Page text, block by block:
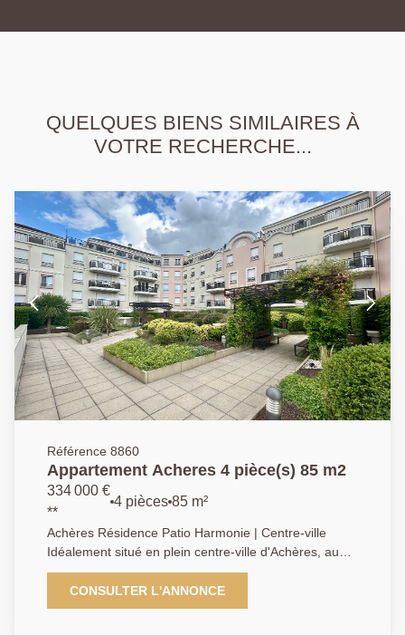
QUELQUES BIENS SIMILAIRES À
VOTRE RECHERCHE...
Référence 8860
Appartement Acheres 4 pièce(s) 85 m2
334 000 €
**
4 pièces 85 m²
Achères Résidence Patio Harmonie | Centre-ville
Idéalement situé en plein centre-ville d'Achères, au
sein de la résidence Patio Harmonie, à seulement 15
minutes à pied de la gare RER A et SNCF ligne L,
l'Agence Principale vous propose ce bel appartement
CONSULTER L'ANNONCE